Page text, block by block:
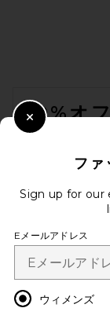
10%オ
ファ
Sign up for
Eメールアドレス
ウィメンズ
Close Modal